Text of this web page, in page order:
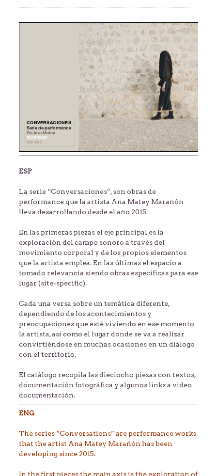
ESP
La serie “Conversaciones”, son obras de
performance que la artista Ana Matey Marañón
lleva desarrollando desde el año 2015.
En las primeras piezas el eje principal es la
exploración del campo sonoro a través del
movimiento corporal y de los propios elementos
que la artista emplea. En las últimas el espacio a
tomado relevancia siendo obras especificas para ese
lugar (site-specific).
Cada una versa sobre un temática diferente,
dependiendo de los acontecimientos y
preocupaciones que esté viviendo en ese momento
la artista, así como el lugar donde se va a realizar
convirtiéndose en muchas ocasiones en un diálogo
con el territorio.
El catálogo recopila las dieciocho piezas con textos,
documentación fotográfica y algunos links a video
documentación.
ENG
The series “Conversations” are performance works
that the artist Ana Matey Marañón has been
developing since 2015.
In the first pieces the main axis is the exploration of